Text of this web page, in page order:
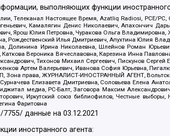
выполняющих функции
Телеканал Настоящее Время, Azatliq Radiosi, PCE/
Камалягин Денис Николаевич, Апахончич
Ярош Юлия Петровна, Чуракова Ольга
Рождественский Илья Дмитриевич, Апухтина Юлия
Долинина Ирина Николаевна, Шлейнов Роман
Каткова Вероника Вячеславовна, Карезина Инна
Тихонов Михаил Сергеевич, Пискунов Сергей
Артем Валерьевич, Иванова София Юрьевна,
Зона права, ЖУРНАЛИСТ-ИНОСТРАННЫЙ АГЕНТ,
Елизавета Дмитриевна, Соловьева Елена
медиа, РС-Балт, Заговора Максим
Иркутский союз библиофилов, Честные
Фаритовна
7755/ данные на03.12.2021
иностранного агента: